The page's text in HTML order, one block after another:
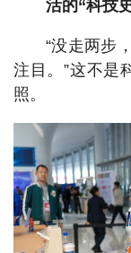
活的“科技
“没走两步
注目。”这不是
照。